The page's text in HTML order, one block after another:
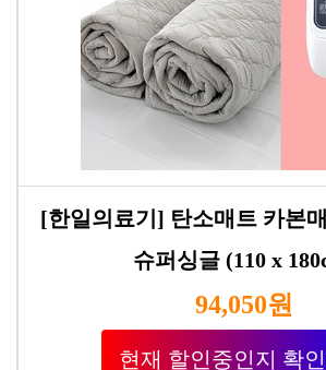
[한일의료기] 탄소매트 카본
슈퍼싱글 (110 x
94,050원
현재 할인중인지 확